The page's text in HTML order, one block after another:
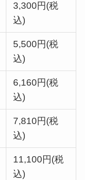
3,300円(税
込)
5,500円(税
込)
6,160円(税
込)
7,810円(税
込)
11,100円(税
込)